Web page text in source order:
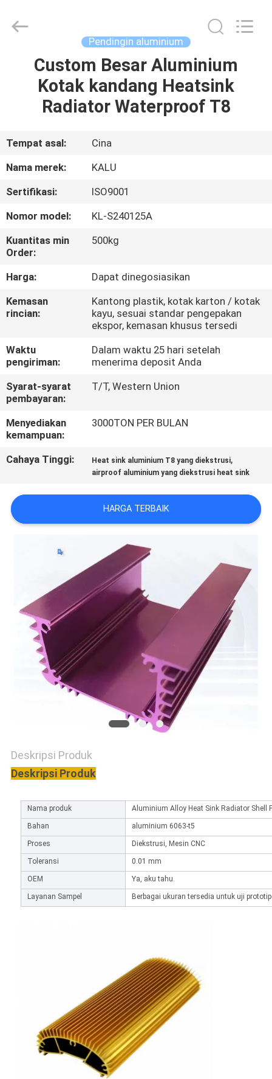
RUMAH
PRODUK
TAMPILAN
VR
TENTANG
KAMI
TUR
PABRIK
KONTROL
KUALITAS
HUBUNGI
KAMI
BERITA
PERMINTAAN
PENAWARAN
PRIVACY
POLICY
Rights
Pendingin aluminium
Custom Besar Aluminium
Kotak kandang Heatsink
Radiator Waterproof T8
Tempat asal:
Cina
Nama merek:
KALU
Sertifikasi:
ISO9001
Nomor model:
KL-S240125A
Kuantitas min
Order:
500kg
Harga:
Dapat dinegosiasikan
Kemasan
rincian:
Kantong plastik, kotak karton / kotak
kayu, sesuai standar pengepakan
ekspor, kemasan khusus tersedi
Waktu
pengiriman:
Dalam waktu 25 hari setelah
menerima deposit Anda
Syarat-syarat
pembayaran:
T/T, Western Union
Menyediakan
kemampuan:
3000TON PER BULAN
Cahaya Tinggi: Heat sink aluminium T8 yang diekstrusi,
airproof aluminium yang diekstrusi heat sink
HARGA TERBAIK
Deskripsi Produk
Deskripsi Produk
Nama produk Aluminium Alloy Heat Sink Radiator Shell
Bahan aluminium 6063-t5
Proses Diekstrusi, Mesin CNC
Toleransi 0.01 mm
OEM Ya, aku tahu.
Layanan Sampel Berbagai ukuran tersedia untuk uji